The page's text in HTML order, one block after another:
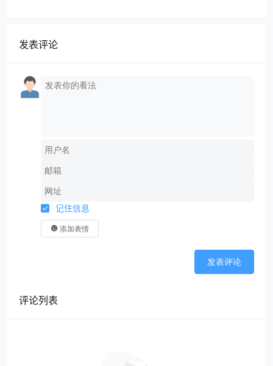
发表评论
记住信息
添加表情
发表评论
评论列表